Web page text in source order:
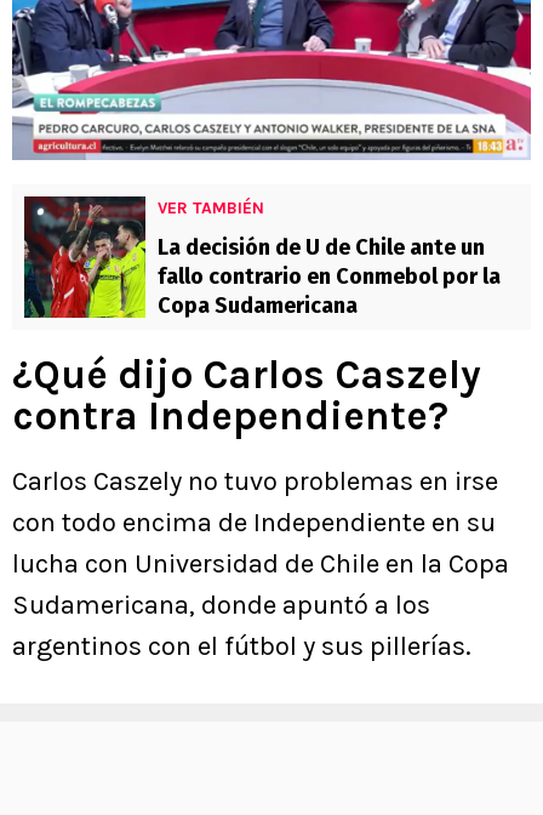
VER TAMBIÉN
La decisión de U de Chile ante un
fallo contrario en Conmebol por la
Copa Sudamericana
¿Qué dijo Carlos Caszely
contra Independiente?
Carlos Caszely no tuvo problemas en irse
con todo encima de Independiente en su
lucha con Universidad de Chile en la Copa
Sudamericana, donde apuntó a los
argentinos con el fútbol y sus pillerías.